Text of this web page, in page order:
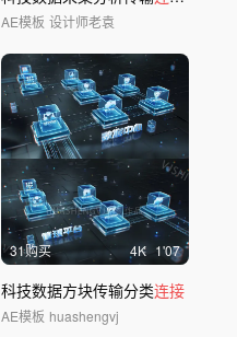
AE模板 设计师老袁
31购买 4K 1'07
科技数据方块传输分类连接
AE模板 huashengvj